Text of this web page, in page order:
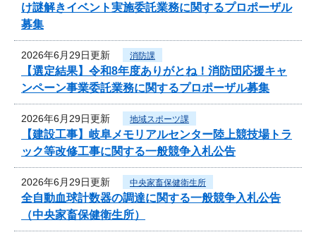
け謎解きイベント実施委託業務に関するプロポーザル
募集
2026年6月29日更新 消防課
【選定結果】令和8年度ありがとね！消防団応援キャ
ンペーン事業委託業務に関するプロポーザル募集
2026年6月29日更新 地域スポーツ課
【建設工事】岐阜メモリアルセンター陸上競技場トラ
ック等改修工事に関する一般競争入札公告
2026年6月29日更新 中央家畜保健衛生所
全自動血球計数器の調達に関する一般競争入札公告
（中央家畜保健衛生所）